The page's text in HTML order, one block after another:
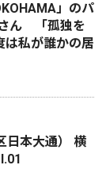
」のパ
ん 「孤独を
は私が誰かの居
日本大通） 横